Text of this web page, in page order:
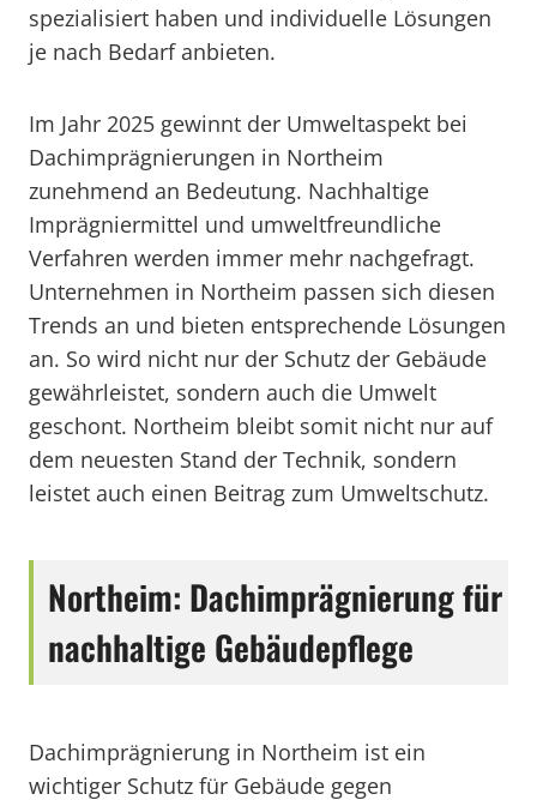
spezialisiert haben und individuelle Lösungen
je nach Bedarf anbieten.
Im Jahr 2025 gewinnt der Umweltaspekt bei
Dachimprägnierungen in Northeim
zunehmend an Bedeutung. Nachhaltige
Imprägniermittel und umweltfreundliche
Verfahren werden immer mehr nachgefragt.
Unternehmen in Northeim passen sich diesen
Trends an und bieten entsprechende Lösungen
an. So wird nicht nur der Schutz der Gebäude
gewährleistet, sondern auch die Umwelt
geschont. Northeim bleibt somit nicht nur auf
dem neuesten Stand der Technik, sondern
leistet auch einen Beitrag zum Umweltschutz.
Northeim: Dachimprägnierung für
nachhaltige Gebäudepflege
Dachimprägnierung in Northeim ist ein
wichtiger Schutz für Gebäude gegen